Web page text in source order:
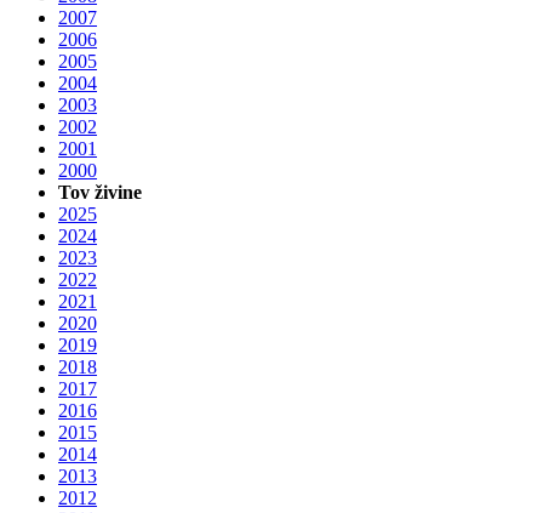
2007
2006
2005
2004
2003
2002
2001
2000
Tov živine
2025
2024
2023
2022
2021
2020
2019
2018
2017
2016
2015
2014
2013
2012